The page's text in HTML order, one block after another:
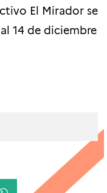
El Mirador se
14 de diciembre